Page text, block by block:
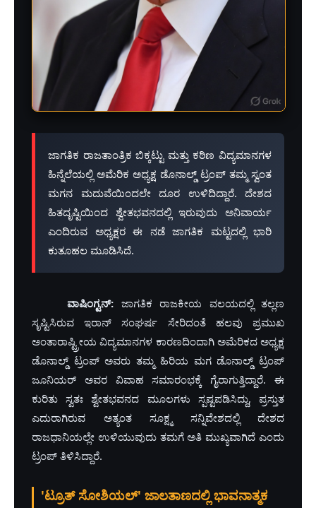
ಜಾಗತಿಕ ರಾಜತಾಂತ್ರಿಕ ಬಿಕ್ಕಟ್ಟು ಮತ್ತು ಕಠಿಣ ವಿದ್ಯಮಾನಗಳ
ಹಿನ್ನೆಲೆಯಲ್ಲಿ ಅಮೆರಿಕ ಅಧ್ಯಕ್ಷ ಡೊನಾಲ್ಡ್ ಟ್ರಂಪ್ ತಮ್ಮ ಸ್ವಂತ
ಮಗನ ಮದುವೆಯಿಂದಲೇ ದೂರ ಉಳಿದಿದ್ದಾರೆ. ದೇಶದ
ಹಿತದೃಷ್ಟಿಯಿಂದ ಶ್ವೇತಭವನದಲ್ಲಿ ಇರುವುದು ಅನಿವಾರ್ಯ
ಎಂದಿರುವ ಅಧ್ಯಕ್ಷರ ಈ ನಡೆ ಜಾಗತಿಕ ಮಟ್ಟದಲ್ಲಿ ಭಾರಿ
ಕುತೂಹಲ ಮೂಡಿಸಿದೆ.
ವಾಷಿಂಗ್ಟನ್: ಜಾಗತಿಕ ರಾಜಕೀಯ ವಲಯದಲ್ಲಿ ತಲ್ಲಣ
ಸೃಷ್ಟಿಸಿರುವ ಇರಾನ್ ಸಂಘರ್ಷ ಸೇರಿದಂತೆ ಹಲವು ಪ್ರಮುಖ
ಅಂತಾರಾಷ್ಟ್ರೀಯ ವಿದ್ಯಮಾನಗಳ ಕಾರಣದಿಂದಾಗಿ ಅಮೆರಿಕದ ಅಧ್ಯಕ್ಷ
ಡೊನಾಲ್ಡ್ ಟ್ರಂಪ್ ಅವರು ತಮ್ಮ ಹಿರಿಯ ಮಗ ಡೊನಾಲ್ಡ್ ಟ್ರಂಪ್
ಜೂನಿಯರ್ ಅವರ ವಿವಾಹ ಸಮಾರಂಭಕ್ಕೆ ಗೈರಾಗುತ್ತಿದ್ದಾರೆ. ಈ
ಕುರಿತು ಸ್ವತಃ ಶ್ವೇತಭವನದ ಮೂಲಗಳು ಸ್ಪಷ್ಟಪಡಿಸಿದ್ದು, ಪ್ರಸ್ತುತ
ಎದುರಾಗಿರುವ ಅತ್ಯಂತ ಸೂಕ್ಷ್ಮ ಸನ್ನಿವೇಶದಲ್ಲಿ ದೇಶದ
ರಾಜಧಾನಿಯಲ್ಲೇ ಉಳಿಯುವುದು ತಮಗೆ ಅತಿ ಮುಖ್ಯವಾಗಿದೆ ಎಂದು
ಟ್ರಂಪ್ ತಿಳಿಸಿದ್ದಾರೆ.
'ಟ್ರೂತ್ ಸೋಶಿಯಲ್' ಜಾಲತಾಣದಲ್ಲಿ ಭಾವನಾತ್ಮಕ